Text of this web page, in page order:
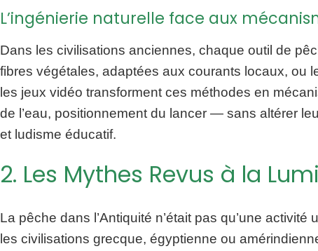
L’ingénierie naturelle face aux
Dans les civilisations anciennes, chaque outil de
fibres végétales, adaptées aux courants locaux, ou
les jeux vidéo transforment ces méthodes en
de l’eau, positionnement du lancer — sans altérer
et ludisme éducatif.
2. Les Mythes Revus à la
La pêche dans l’Antiquité n’était pas qu’une
les civilisations grecque, égyptienne ou